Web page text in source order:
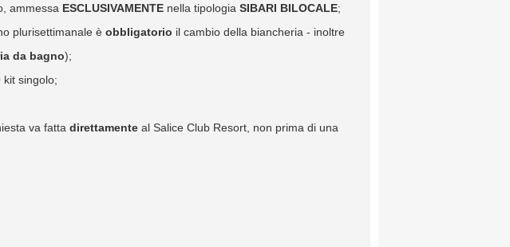
ammessa ESCLUSIVAMENTE nella tipologia SIBARI BILOCALE;
plurisettimanale è obbligatorio il cambio della biancheria - inoltre
da bagno);
kit singolo;
va fatta direttamente al Salice Club Resort, non prima di una